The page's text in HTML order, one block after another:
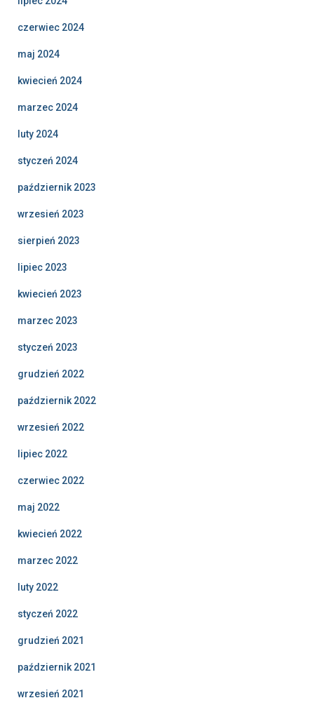
czerwiec 2024
maj 2024
kwiecień 2024
marzec 2024
luty 2024
styczeń 2024
październik 2023
wrzesień 2023
sierpień 2023
lipiec 2023
kwiecień 2023
marzec 2023
styczeń 2023
grudzień 2022
październik 2022
wrzesień 2022
lipiec 2022
czerwiec 2022
maj 2022
kwiecień 2022
marzec 2022
luty 2022
styczeń 2022
grudzień 2021
październik 2021
wrzesień 2021